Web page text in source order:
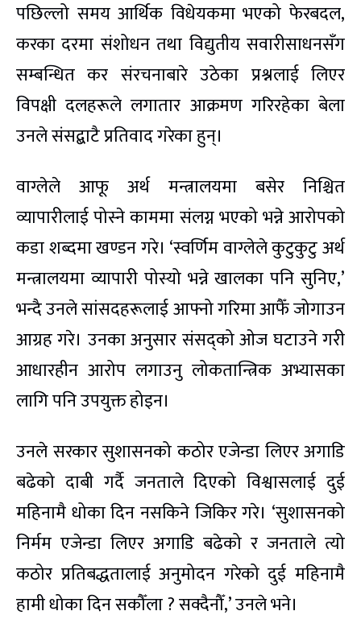
पछिल्लो समय आर्थिक विधेयकमा भएको फेरबदल,
करका दरमा संशोधन तथा विद्युतीय सवारीसाधनसँग
सम्बन्धित कर संरचनाबारे उठेका प्रश्नलाई लिएर
विपक्षी दलहरूले लगातार आक्रमण गरिरहेका बेला
उनले संसद्बाटै प्रतिवाद गरेका हुन्।
वाग्लेले आफू अर्थ मन्त्रालयमा बसेर निश्चित
व्यापारीलाई पोस्ने काममा संलग्न भएको भन्ने आरोपको
कडा शब्दमा खण्डन गरे। ‘स्वर्णिम वाग्लेले कुटुकुटु अर्थ
मन्त्रालयमा व्यापारी पोस्यो भन्ने खालका पनि सुनिए,’
भन्दै उनले सांसदहरूलाई आफ्नो गरिमा आफैँ जोगाउन
आग्रह गरे। उनका अनुसार संसद्को ओज घटाउने गरी
आधारहीन आरोप लगाउनु लोकतान्त्रिक अभ्यासका
लागि पनि उपयुक्त होइन।
उनले सरकार सुशासनको कठोर एजेन्डा लिएर अगाडि
बढेको दाबी गर्दै जनताले दिएको विश्वासलाई दुई
महिनामै धोका दिन नसकिने जिकिर गरे। ‘सुशासनको
निर्मम एजेन्डा लिएर अगाडि बढेको र जनताले त्यो
कठोर प्रतिबद्धतालाई अनुमोदन गरेको दुई महिनामै
हामी धोका दिन सकौँला ? सक्दैनौँ,’ उनले भने।